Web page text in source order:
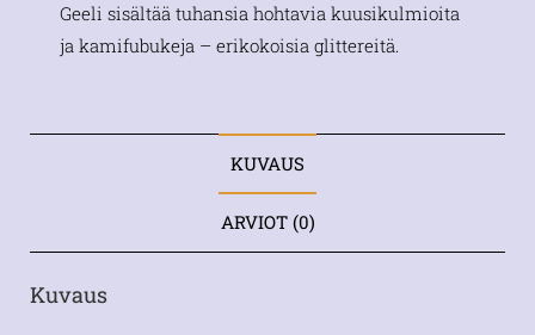
Geeli sisältää tuhansia hohtavia kuusikulmioita
ja kamifubukeja – erikokoisia glittereitä.
KUVAUS
ARVIOT (0)
Kuvaus